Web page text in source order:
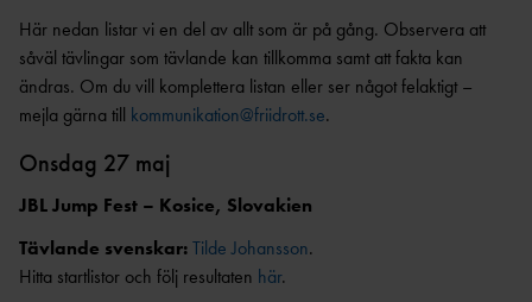
TRYGGHET
INKLUDERANDE
FRIIDROTT
TRYGG
FRIIDROTT
SÄKER
SM-
BESTÄMMELSER
ANSÖK/ARRANGERA
MÄSTERSKAP
KAST
BÄSTA SM-
FÖRENING
LAG-
SM
PRENUMERATIONER
FÖRENINGSPRENUMERATI
ON
PRIVATPRENUMERATI
ON
RESULTATRAPPORTERI
Här nedan listar vi en del av allt som är på gång. Observera att
såväl tävlingar som tävlande kan tillkomma samt att fakta kan
ändras. Om du vill komplettera listan eller ser något felaktigt –
mejla gärna till kommunikation@friidrott.se.
Onsdag 27 maj
JBL Jump Fest – Kosice, Slovakien
Tävlande svenskar:Tilde Johansson.
Hitta startlistor och följ resultaten här.